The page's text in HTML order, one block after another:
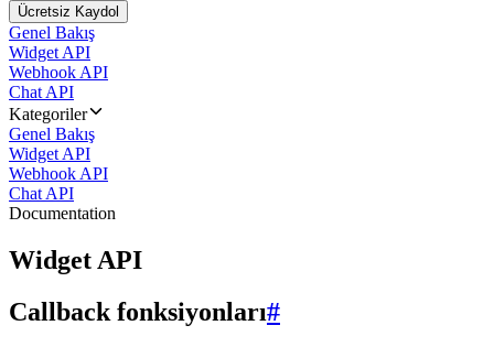
Ücretsiz Kaydol
Genel Bakış
Widget API
Webhook API
Chat API
Kategoriler
Genel Bakış
Widget API
Webhook API
Chat API
Documentation
Widget API
Callback fonksiyonları#